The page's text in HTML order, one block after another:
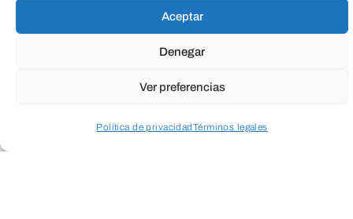
Aceptar
Denegar
Ver preferencias
Política de privacidadTérminos legales
ENVIAR